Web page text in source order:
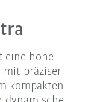
eine hohe
mit präziser
kompakten